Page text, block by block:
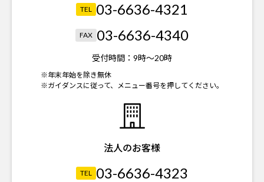
TEL 03-6636-4321
FAX 03-6636-4340
受付時間： 9時～20時
※年末年始を除き無休
※ガイダンスに従って、メニュー番号を押してください。
法人のお客様
TEL 03-6636-4323